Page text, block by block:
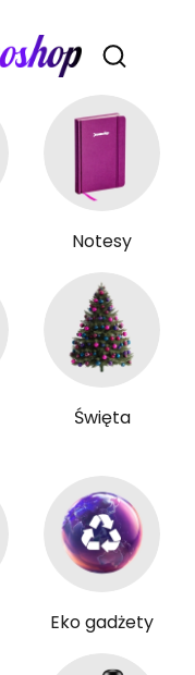
Otwórz
Notesy
Święta
Eko gadżety